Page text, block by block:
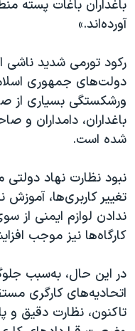
باغداران باغات پسته
آورده‌اند.»
رکود تورمی شدید
دولت‌های جمهوری
ورشکستگی بسیاری از
باغداران، دامداران و
شده است.
نبود نظارت نهاد
تغییر کاربری‌ها، آموزش
ندادن لوازم ایمنی از
کارگاه‌ها نیز موجب
در این حال، به‌سبب
اتحادیه‌های کارگری
تاکنون، نظارت دقیق